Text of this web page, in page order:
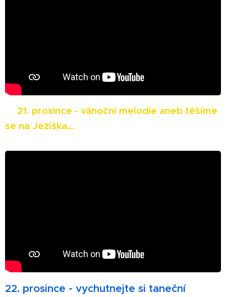
21. prosince - vánoční melodie aneb těšíme
se na Ježíška...
22. prosince - vychutnejte si taneční